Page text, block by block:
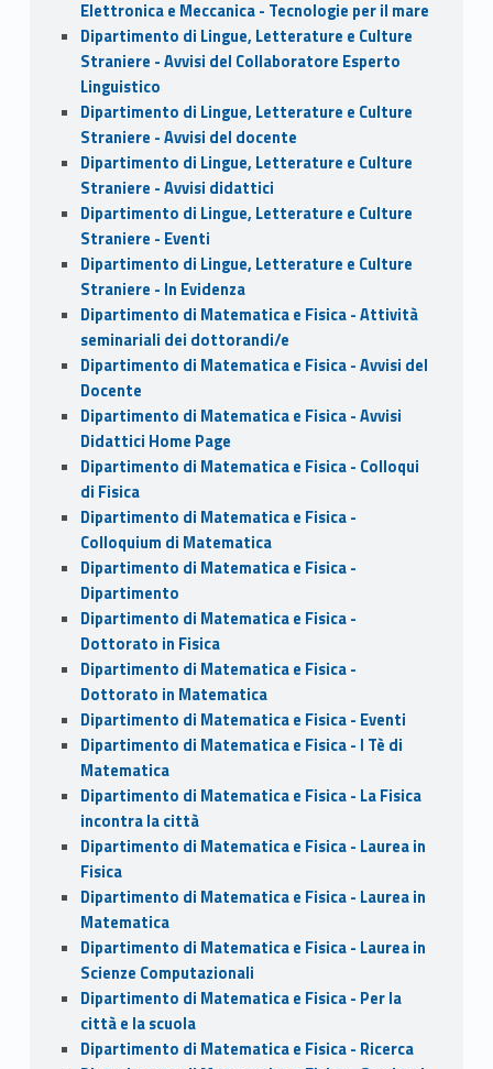
Elettronica e Meccanica - Tecnologie per il mare
Dipartimento di Lingue, Letterature e Culture
Straniere - Avvisi del Collaboratore Esperto
Linguistico
Dipartimento di Lingue, Letterature e Culture
Straniere - Avvisi del docente
Dipartimento di Lingue, Letterature e Culture
Straniere - Avvisi didattici
Dipartimento di Lingue, Letterature e Culture
Straniere - Eventi
Dipartimento di Lingue, Letterature e Culture
Straniere - In Evidenza
Dipartimento di Matematica e Fisica - Attività
seminariali dei dottorandi/e
Dipartimento di Matematica e Fisica - Avvisi del
Docente
Dipartimento di Matematica e Fisica - Avvisi
Didattici Home Page
Dipartimento di Matematica e Fisica - Colloqui
di Fisica
Dipartimento di Matematica e Fisica -
Colloquium di Matematica
Dipartimento di Matematica e Fisica -
Dipartimento
Dipartimento di Matematica e Fisica -
Dottorato in Fisica
Dipartimento di Matematica e Fisica -
Dottorato in Matematica
Dipartimento di Matematica e Fisica - Eventi
Dipartimento di Matematica e Fisica - I Tè di
Matematica
Dipartimento di Matematica e Fisica - La Fisica
incontra la città
Dipartimento di Matematica e Fisica - Laurea in
Fisica
Dipartimento di Matematica e Fisica - Laurea in
Matematica
Dipartimento di Matematica e Fisica - Laurea in
Scienze Computazionali
Dipartimento di Matematica e Fisica - Per la
città e la scuola
Dipartimento di Matematica e Fisica - Ricerca